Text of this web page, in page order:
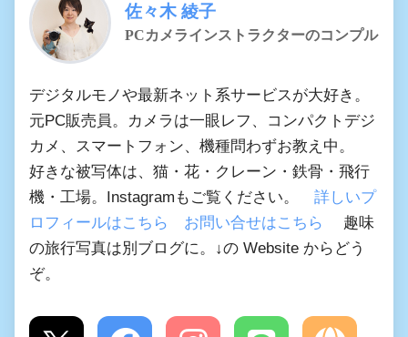
佐々木 綾子
PCカメラインストラクターのコンプル
デジタルモノや最新ネット系サービスが大好き。
元PC販売員。カメラは一眼レフ、コンパクトデジ
カメ、スマートフォン、機種問わずお教え中。
好きな被写体は、猫・花・クレーン・鉄骨・飛行
機・工場。Instagramもご覧ください。 詳しいプ
ロフィールはこちら
お問い合せはこちら
趣味
の旅行写真は別ブログに。↓の Website からどう
ぞ。